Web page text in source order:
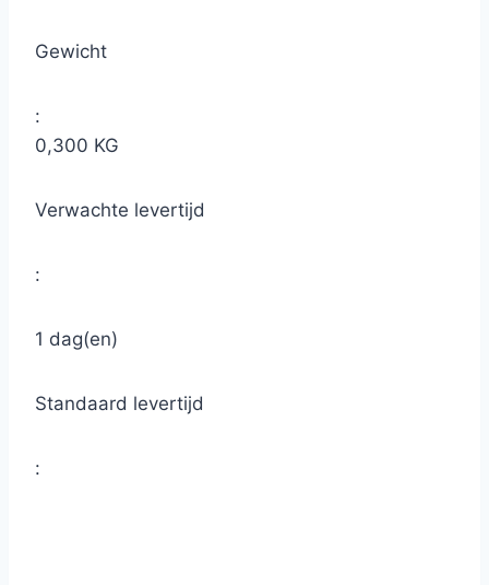
Gewicht
:
0,300 KG
Verwachte levertijd
:
1 dag(en)
Standaard levertijd
: